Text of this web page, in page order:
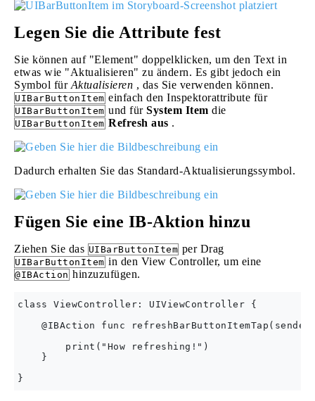
Legen Sie die Attribute fest
Sie können auf "Element" doppelklicken, um den Text in
etwas wie "Aktualisieren" zu ändern. Es gibt jedoch ein
Symbol für Aktualisieren , das Sie verwenden können.
UIBarButtonItem einfach den Inspektorattribute für
UIBarButtonItem und für System Item die
UIBarButtonItem Refresh aus .
Dadurch erhalten Sie das Standard-Aktualisierungssymbol.
Fügen Sie eine IB-Aktion hinzu
Ziehen Sie das UIBarButtonItem per Drag
UIBarButtonItem in den View Controller, um eine
@IBAction hinzuzufügen.
class ViewController: UIViewController {
@IBAction func
        print("How refreshing!")
    }